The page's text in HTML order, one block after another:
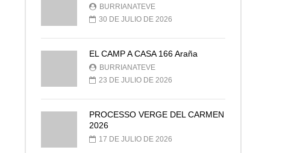
BURRIANATEVE
30 DE JULIO DE 2026
EL CAMP A CASA 166 Araña
BURRIANATEVE
23 DE JULIO DE 2026
PROCESSO VERGE DEL CARMEN
2026
17 DE JULIO DE 2026